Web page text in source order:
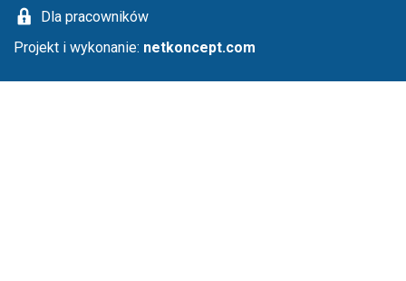
Dla pracowników
Projekt i wykonanie: netkoncept.com